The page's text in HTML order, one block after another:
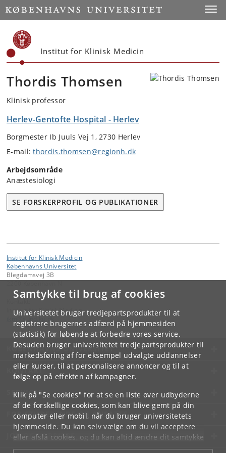
Samtykke til brug af cookies
Universitetet bruger tredjepartsprodukter til at
registrere brugernes adfærd på hjemmesiden
(statistik) for løbende at forbedre vores service.
Desuden bruger universitetet tredjepartsprodukter til
markedsføring af for eksempel udvalgte uddannelser
eller kurser, til at personalisere annoncer og til at
følge op på effekten af kampagner.
Klik på "Se cookies" for at se en liste over udbyderne
af de forskellige cookies, som kan blive gemt på din
computer eller mobil, når du bruger universitetets
hjemmeside. Du kan selv vælge om du vil acceptere
eller afslå cookies, og du kan altid ændre dit samtykke
underCookie- og privatlivspolitiksom du finder i
Start
Institut for Klinisk Medicin
Thordis Thomsen
Klinisk professor
Herlev-Gentofte Hospital - Herlev
Borgmester Ib Juuls Vej 1, 2730 Herlev
E-mail:thordis.thomsen@regionh.dk
Arbejdsområde
Anæstesiologi
SE FORSKERPROFIL OG PUBLIKATIONER
Institut for Klinisk Medicin
Københavns Universitet
Blegdamsvej 3B
Institut for Klinisk Medicin
KØBENHAVNS UNIVERSITET
KONTAKT
SERVICES
FOR STUDERENDE OG ANSATTE
JOB OG KARRIERE